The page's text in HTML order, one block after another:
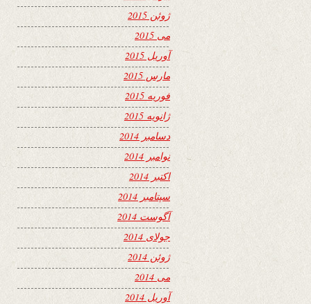
ژوئن 2015
می 2015
آوریل 2015
مارس 2015
فوریه 2015
ژانویه 2015
دسامبر 2014
نوامبر 2014
اکتبر 2014
سپتامبر 2014
آگوست 2014
جولای 2014
ژوئن 2014
می 2014
آوریل 2014